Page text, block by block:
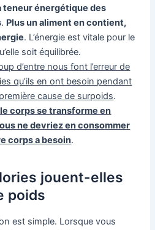
teneur énergétique des
. Plus un aliment en contient,
. L’énergie est vitale pour le
soit équilibrée.
d’entre nous font l’erreur de
qu’ils en ont besoin pendant
cause de surpoids.
corps se transforme en
ne devriez en consommer
corps a besoin.
jouent-elles
poids
est simple. Lorsque vous